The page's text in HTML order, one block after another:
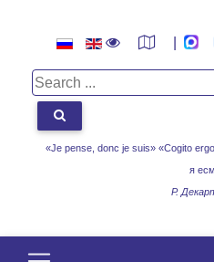
«Je pense, donc je suis» «Cogito
я
Р.